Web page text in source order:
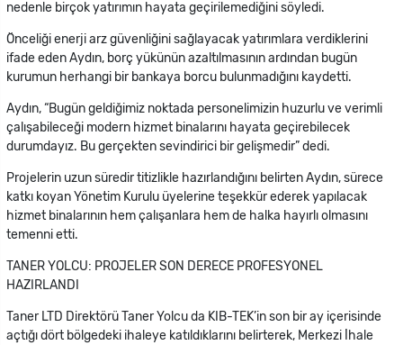
nedenle birçok yatırımın hayata geçirilemediğini söyledi.
Önceliği enerji arz güvenliğini sağlayacak yatırımlara verdiklerini
ifade eden Aydın, borç yükünün azaltılmasının ardından bugün
kurumun herhangi bir bankaya borcu bulunmadığını kaydetti.
Aydın, “Bugün geldiğimiz noktada personelimizin huzurlu ve verimli
çalışabileceği modern hizmet binalarını hayata geçirebilecek
durumdayız. Bu gerçekten sevindirici bir gelişmedir” dedi.
Projelerin uzun süredir titizlikle hazırlandığını belirten Aydın, sürece
katkı koyan Yönetim Kurulu üyelerine teşekkür ederek yapılacak
hizmet binalarının hem çalışanlara hem de halka hayırlı olmasını
temenni etti.
TANER YOLCU: PROJELER SON DERECE PROFESYONEL
HAZIRLANDI
Taner LTD Direktörü Taner Yolcu da KIB-TEK’in son bir ay içerisinde
açtığı dört bölgedeki ihaleye katıldıklarını belirterek, Merkezi İhale